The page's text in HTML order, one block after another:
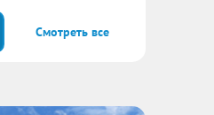
Смотреть все